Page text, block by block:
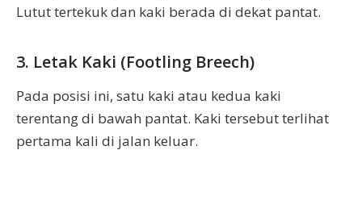
Lutut tertekuk dan kaki berada di dekat pantat.
3. Letak Kaki (Footling Breech)
Pada posisi ini, satu kaki atau kedua kaki
terentang di bawah pantat. Kaki tersebut terlihat
pertama kali di jalan keluar.